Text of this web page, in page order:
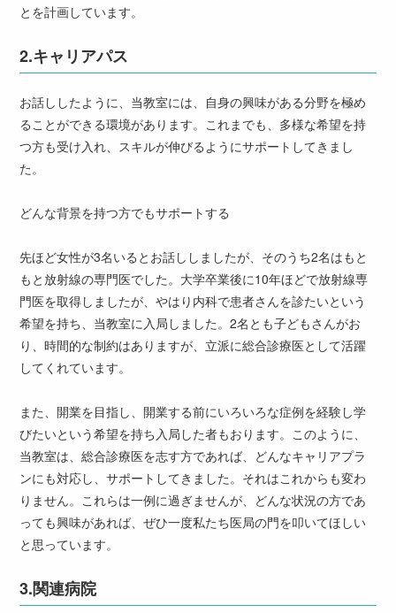
とを計画しています。
2.キャリアパス
お話ししたように、当教室には、自身の興味がある分野を極め
ることができる環境があります。これまでも、多様な希望を持
つ方も受け入れ、スキルが伸びるようにサポートしてきまし
た。
どんな背景を持つ方でもサポートする
先ほど女性が3名いるとお話ししましたが、そのうち2名はもと
もと放射線の専門医でした。大学卒業後に10年ほどで放射線専
門医を取得しましたが、やはり内科で患者さんを診たいという
希望を持ち、当教室に入局しました。2名とも子どもさんがお
り、時間的な制約はありますが、立派に総合診療医として活躍
してくれています。
また、開業を目指し、開業する前にいろいろな症例を経験し学
びたいという希望を持ち入局した者もおります。このように、
当教室は、総合診療医を志す方であれば、どんなキャリアプラ
ンにも対応し、サポートしてきました。それはこれからも変わ
りません。これらは一例に過ぎませんが、どんな状況の方であ
っても興味があれば、ぜひ一度私たち医局の門を叩いてほしい
と思っています。
3.関連病院